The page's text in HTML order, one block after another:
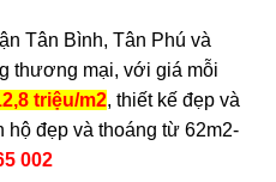
Tân Bình, Tân Phú và
thương mại, với giá mỗi
triệu/m2, thiết kế đẹp và
hộ đẹp và thoáng từ 62m2-
002